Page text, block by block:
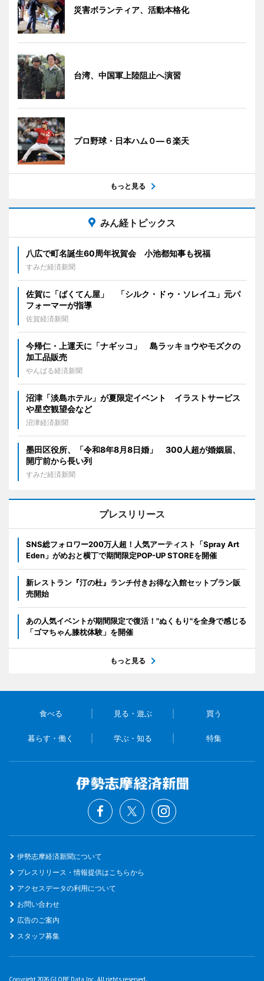
災害ボランティア、活動本格化
台湾、中国軍上陸阻止へ演習
プロ野球・日本ハム０―６楽天
もっと見る
みん経トピックス
八広で町名誕生60周年祝賀会 小池都知事も祝福
すみだ経済新聞
佐賀に「ばくてん屋」 「シルク・ドゥ・ソレイユ」元パ
フォーマーが指導
佐賀経済新聞
今帰仁・上運天に「ナギッコ」 島ラッキョウやモズクの
加工品販売
やんばる経済新聞
沼津「淡島ホテル」が夏限定イベント イラストサービス
や星空観望会など
沼津経済新聞
墨田区役所、「令和8年8月8日婚」 300人超が婚姻届、
開庁前から長い列
すみだ経済新聞
プレスリリース
SNS総フォロワー200万人超！人気アーティスト「Spray Art
Eden」がめおと横丁で期間限定POP-UP STOREを開催
新レストラン『汀の杜』ランチ付きお得な入館セットプラン販
売開始
あの人気イベントが期間限定で復活！"ぬくもり"を全身で感じる
「ゴマちゃん膝枕体験」を開催
もっと見る
食べる 見る・遊ぶ 買う
暮らす・働く 学ぶ・知る 特集
伊勢志摩経済新聞について
プレスリリース・情報提供はこちらから
アクセスデータの利用について
お問い合わせ
広告のご案内
スタッフ募集
Copyright 2026 GLOBE Data,Inc. All rights reserved.